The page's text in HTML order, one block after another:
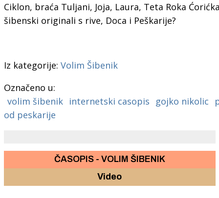
Ciklon, braća Tuljani, Joja, Laura, Teta Roka
šibenski originali s rive, Doca i Peškarije?
Iz kategorije: Volim Šibenik
Označeno u:
volim šibenik internetski casopis gojko nikolic
od peskarije
ČASOPIS - VOLIM ŠIBENIK
Video